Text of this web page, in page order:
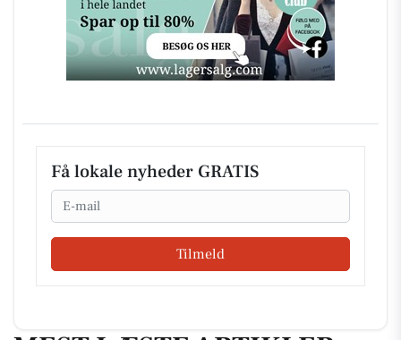
Få lokale nyheder GRATIS
Email
Tilmeld